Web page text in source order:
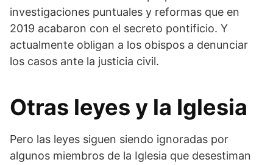
investigaciones puntuales y reformas que en
2019 acabaron con el secreto pontificio. Y
actualmente obligan a los obispos a denunciar
los casos ante la justicia civil.
Otras leyes y la Iglesia
Pero las leyes siguen siendo ignoradas por
algunos miembros de la Iglesia que desestiman